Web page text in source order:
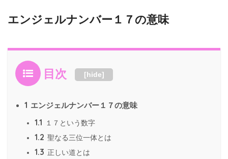
エンジェルナンバー１７の意味
目次 [hide]
1 エンジェルナンバー１７の意味
1.1 １７という数字
1.2 聖なる三位一体とは
1.3 正しい道とは